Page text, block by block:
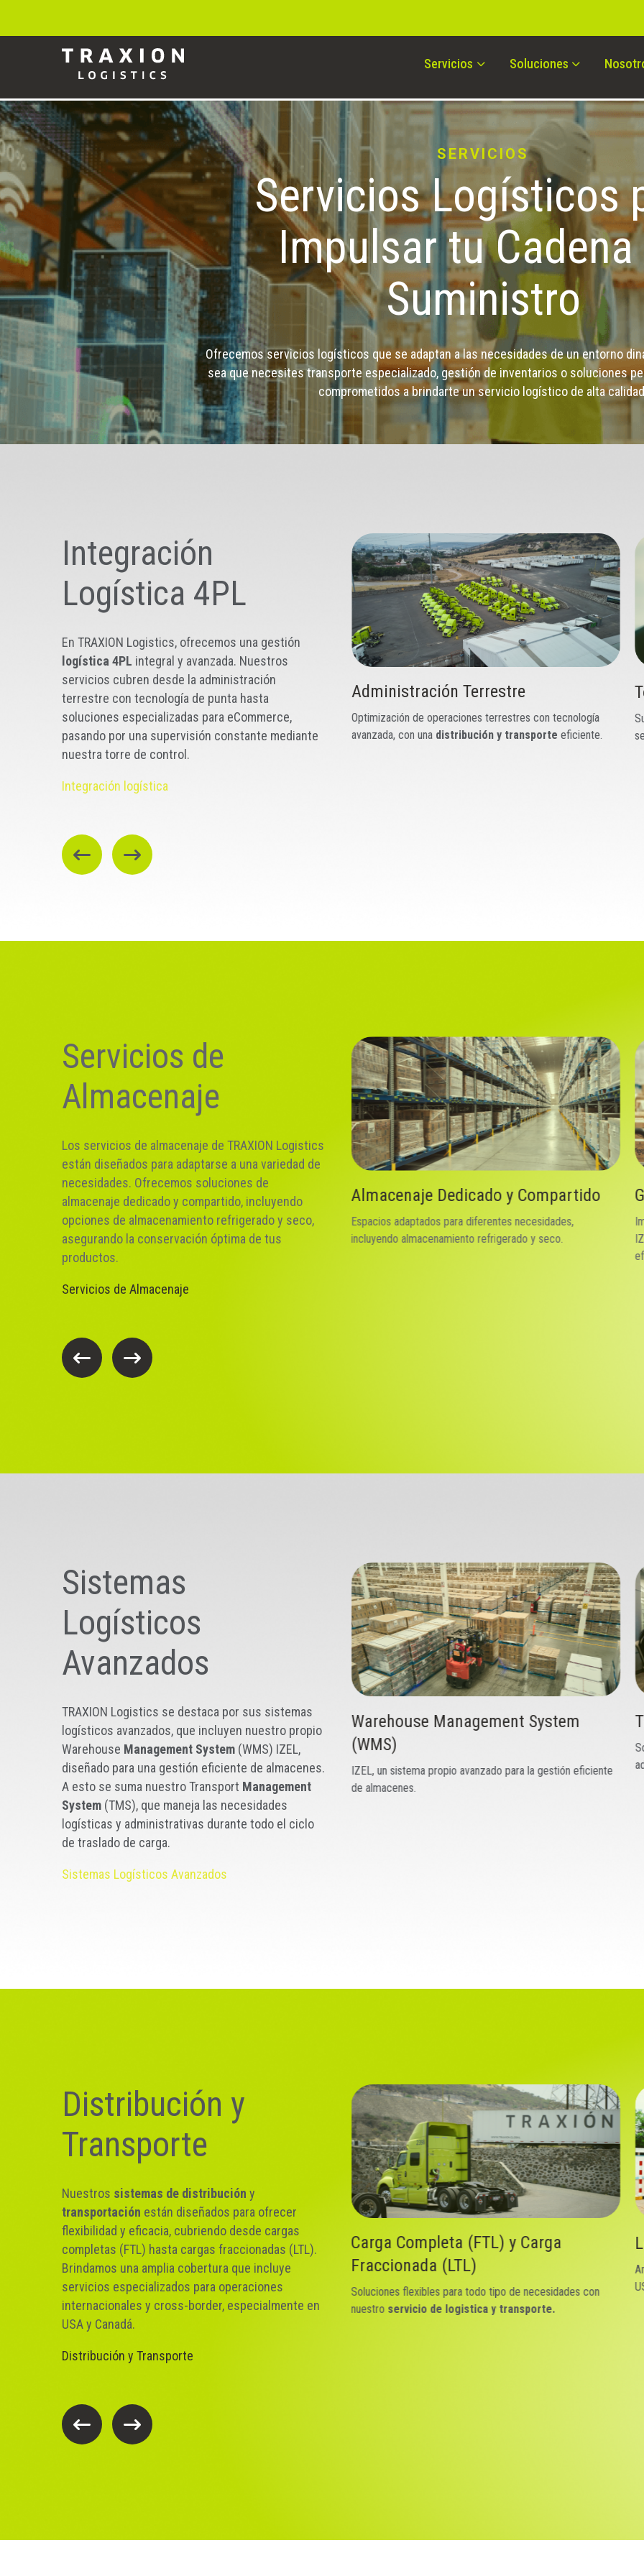
Servicios Soluciones
SERVICIOS
Servicios Logísticos
Impulsar tu Cadena
Suministro
Ofrecemos servicios logísticos que se adaptan a las necesidades de un entorno
sea que necesites transporte especializado, gestión de inventarios o soluciones
comprometidos a brindarte un servicio logístico de alta
Integración
Logística 4PL
En TRAXION Logistics, ofrecemos una gestión
logística 4PL integral y avanzada. Nuestros
servicios cubren desde la administración
terrestre con tecnología de punta hasta
soluciones especializadas para eCommerce,
pasando por una supervisión constante mediante
nuestra torre de control.
Integración logística
Administración Terrestre
Optimización de operaciones terrestres con tecnología
avanzada, con unadistribución y transporteeficiente.
Torre de Control
Supervisión y gestión en tiempo real, garantizando
seguridad y eficiencia.
Servicios de
Almacenaje
Los servicios de almacenaje de TRAXION Logistics
están diseñados para adaptarse a una variedad de
necesidades. Ofrecemos soluciones de
almacenaje dedicado y compartido, incluyendo
opciones de almacenamiento refrigerado y seco,
asegurando la conservación óptima de tus
productos.
Servicios de Almacenaje
Almacenaje Dedicado y Compartido
Espacios adaptados para diferentes necesidades,
incluyendo almacenamiento refrigerado y seco.
Gestión de Inventarios
Implementamos tecnología propia, como nuestro sistema
IZEL, que garantiza una gestión de inventarios precisa y
Sistemas
Logísticos
Avanzados
TRAXION Logistics se destaca por sus sistemas
logísticos avanzados, que incluyen nuestro propio
Warehouse Management System (WMS) IZEL,
diseñado para una gestión eficiente de almacenes.
A esto se suma nuestro Transport Management
System (TMS), que maneja las necesidades
logísticas y administrativas durante todo el ciclo
de traslado de carga.
Sistemas Logísticos Avanzados
Warehouse Management System
(WMS)
IZEL, un sistema propio avanzado para la gestión eficiente
de almacenes.
Distribución y
Transporte
Nuestros sistemas de distribución y
transportación están diseñados para ofrecer
flexibilidad y eficacia, cubriendo desde cargas
completas (FTL) hasta cargas fraccionadas (LTL).
Brindamos una amplia cobertura que incluye
servicios especializados para operaciones
internacionales y cross-border, especialmente en
USA y Canadá.
Distribución y Transporte
Carga Completa (FTL) y Carga
Fraccionada (LTL)
Soluciones flexibles para todo tipo de necesidades con
nuestroservicio de logistica y transporte.
Logística Internacional y Cross-border
Amplia cobertura, incluyendo servicios especializados para
USA y Canadá.